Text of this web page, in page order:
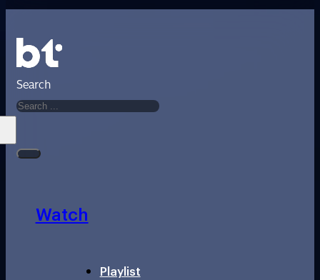
Search
Watch
Playlist